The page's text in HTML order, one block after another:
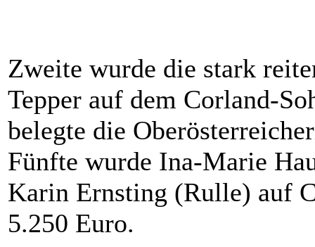
Zweite wurde die stark
Tepper auf dem Corland-
belegte die
Fünfte wurde Ina-Marie
Karin Ernsting (Rulle) auf
5.250 Euro.